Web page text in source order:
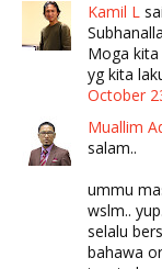
Kamil L
Moga
yg kita
October
Muallim
salam..
ummu
wslm..
selalu
bahawa